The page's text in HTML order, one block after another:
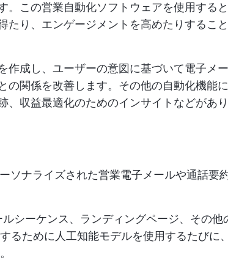
この営業自動化ソフトウェアを使用すると
たり、エンゲージメントを高めたりするこ
作成し、ユーザーの意図に基づいて電子メ
の関係を改善します。その他の自動化機能に
、収益最適化のためのインサイトなどがあ
ソナライズされた営業電子メールや通話要
シーケンス、ランディングページ、その他
るために人工知能モデルを使用するたびに